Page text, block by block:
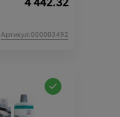
Артикул:000003492